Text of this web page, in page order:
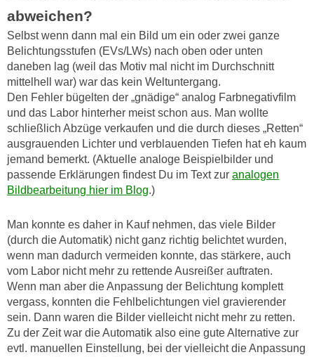
abweichen?
Selbst wenn dann mal ein Bild um ein oder zwei ganze
Belichtungsstufen (EVs/LWs) nach oben oder unten
daneben lag (weil das Motiv mal nicht im Durchschnitt
mittelhell war) war das kein Weltuntergang.
Den Fehler bügelten der „gnädige“ analog Farbnegativfilm
und das Labor hinterher meist schon aus. Man wollte
schließlich Abzüge verkaufen und die durch dieses „Retten“
ausgrauenden Lichter und verblauenden Tiefen hat eh kaum
jemand bemerkt. (Aktuelle analoge Beispielbilder und
passende Erklärungen findest Du im Text zur analogen
Bildbearbeitung hier im Blog.)
Man konnte es daher in Kauf nehmen, das viele Bilder
(durch die Automatik) nicht ganz richtig belichtet wurden,
wenn man dadurch vermeiden konnte, das stärkere, auch
vom Labor nicht mehr zu rettende Ausreißer auftraten.
Wenn man aber die Anpassung der Belichtung komplett
vergass, konnten die Fehlbelichtungen viel gravierender
sein. Dann waren die Bilder vielleicht nicht mehr zu retten.
Zu der Zeit war die Automatik also eine gute Alternative zur
evtl. manuellen Einstellung, bei der vielleicht die Anpassung